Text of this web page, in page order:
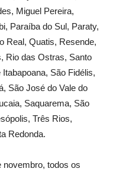
Miguel Pereira,
Paraíba do Sul, Paraty,
Real, Quatis, Resende,
Rio das Ostras, Santo
São Fidélis,
São José do Vale do
Saquarema, São
Três Rios,
Redonda.
novembro, todos os